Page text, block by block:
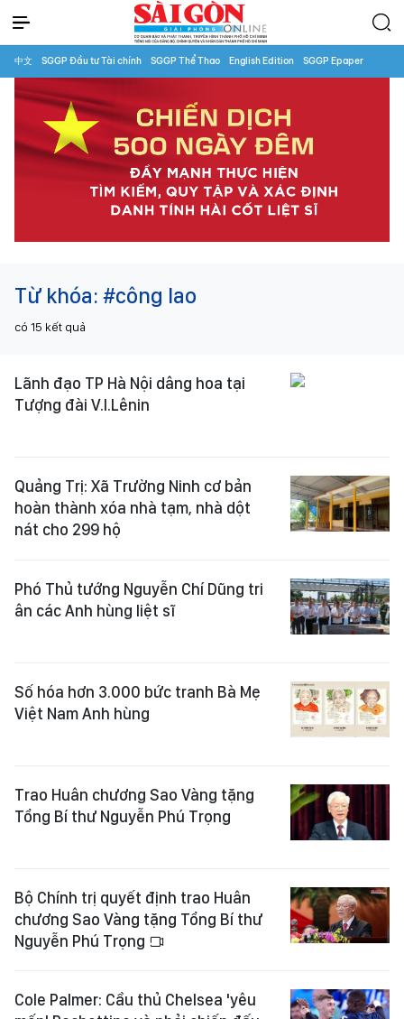
中文 SGGP Đầu tư Tài chính SGGP Thể Thao English Edition SGGP Epaper
Từ khóa: #công lao
có 15 kết quả
Lãnh đạo TP Hà Nội dâng hoa tại
Tượng đài V.I.Lênin
Quảng Trị: Xã Trường Ninh cơ bản
hoàn thành xóa nhà tạm, nhà dột
nát cho 299 hộ
Phó Thủ tướng Nguyễn Chí Dũng tri
ân các Anh hùng liệt sĩ
Số hóa hơn 3.000 bức tranh Bà Mẹ
Việt Nam Anh hùng
Trao Huân chương Sao Vàng tặng
Tổng Bí thư Nguyễn Phú Trọng
Bộ Chính trị quyết định trao Huân
chương Sao Vàng tặng Tổng Bí thư
Nguyễn Phú Trọng
Cole Palmer: Cầu thủ Chelsea 'yêu